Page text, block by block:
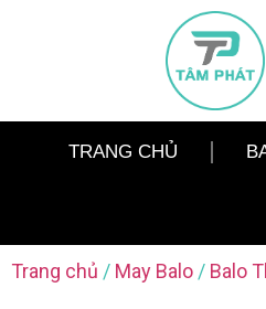
TRANG CHỦ
Trang chủ / May Balo / Balo